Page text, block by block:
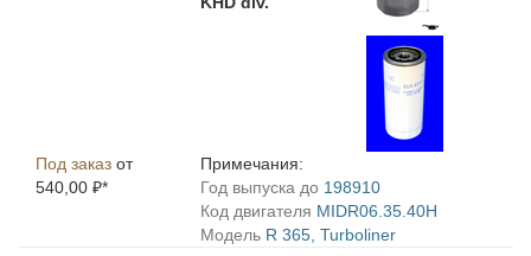
Под заказ от
540,00 ₽*
Примечания:
Год выпуска до 198910
Код двигателя MIDR06.35.40H
Модель R 365, Turboliner